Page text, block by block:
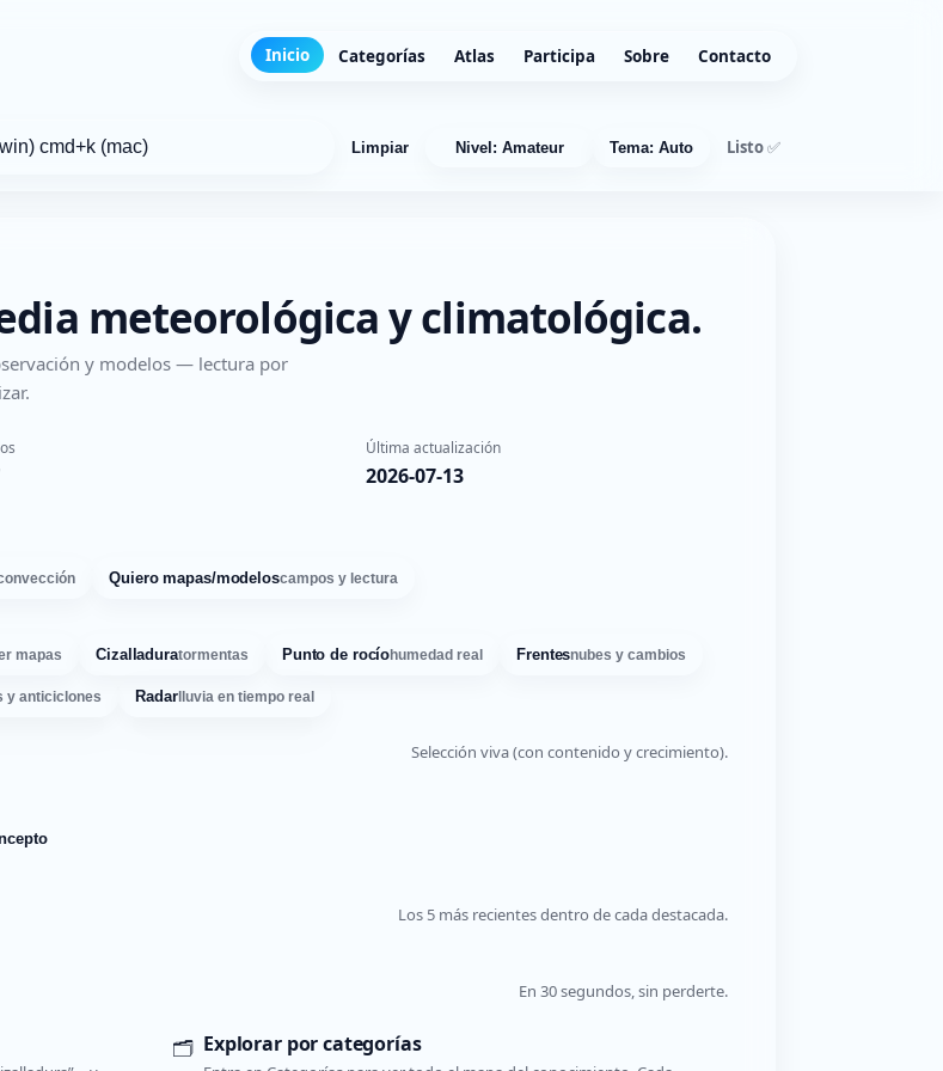
Inicio Categorías Atlas Participa Sobre Contacto
Limpiar Nivel: Amateur Tema: Auto Listo ✅
meteorológica y climatológica.
y modelos — lectura por
Última actualización
2026-07-13
Quiero mapas/modeloscampos y lectura
mapas Cizalladuratormentas Punto de rocíohumedad real Frentesnubes y cambios
y anticiclones Radarlluvia en tiempo real
Selección viva (con contenido y crecimiento).
Los 5 más recientes dentro de cada destacada.
En 30 segundos, sin perderte.
🗂️ Explorar por categorías